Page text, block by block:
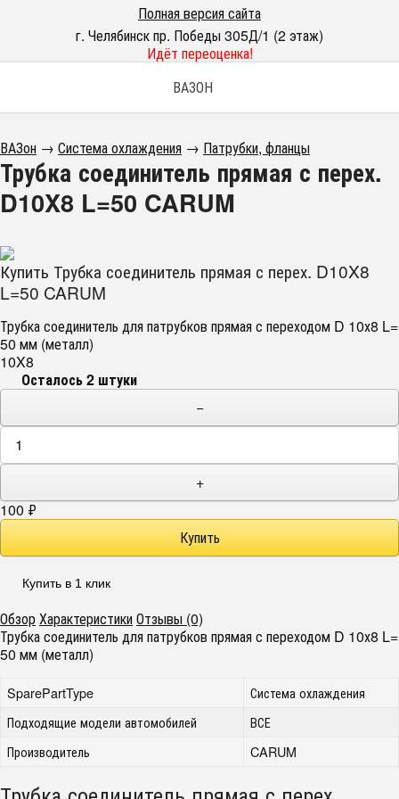
Полная версия сайта
г. Челябинск пр. Победы 305Д/1 (2 этаж)
Идёт переоценка!
ВАЗОН
ВАЗон → Система охлаждения → Патрубки, фланцы
Трубка соединитель прямая с перех.
D10X8 L=50 CARUM
Купить Трубка соединитель прямая с перех. D10X8
L=50 CARUM
Трубка соединитель для патрубков прямая с переходом D 10х8 L=
50 мм (металл)
10X8
Осталось 2 штуки
−
+
100 ₽
Купить в 1 клик
ОбзорХарактеристикиОтзывы (0)
Трубка соединитель для патрубков прямая с переходом D 10х8 L=
50 мм (металл)
SparePartType
Система охлаждения
Подходящие модели автомобилей
ВСЕ
Производитель
CARUM